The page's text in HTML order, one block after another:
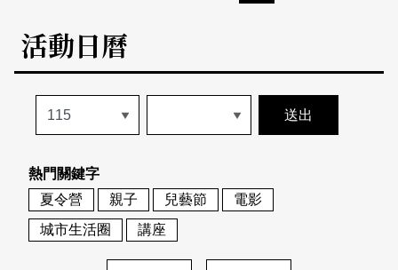
本期專題
歷史專題
活動特區
活動列表
地圖搜尋
關於我們
關於我們
刊物索取地點
會員基本資料
刊登活動
網站導覽 English
日本語 登入/註冊
活動日曆
熱門關鍵字
夏令營
親子 兒藝節
電影
城市生活圈
講座